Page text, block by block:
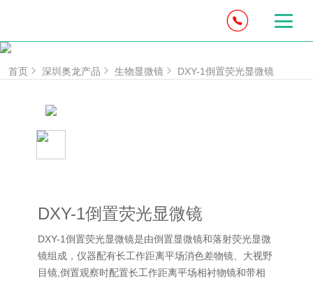
首页 深圳奥龙产品 生物显微镜 DXY-1倒置荧光显微镜
DXY-1倒置荧光显微镜
DXY-1倒置荧光显微镜是由倒置显微镜和落射荧光显微
镜组成，仪器配有长工作距离平场消色差物镜、大视野
目镜,倒置观察时配置长工作距离平场相衬物镜和带相